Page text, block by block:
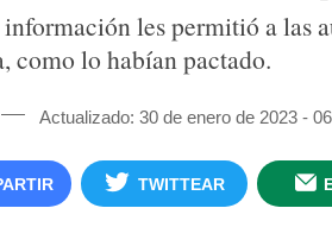
les permitió a las
como lo habían pactado.
Actualizado: 30 de enero de 2023 -
TWITTEAR